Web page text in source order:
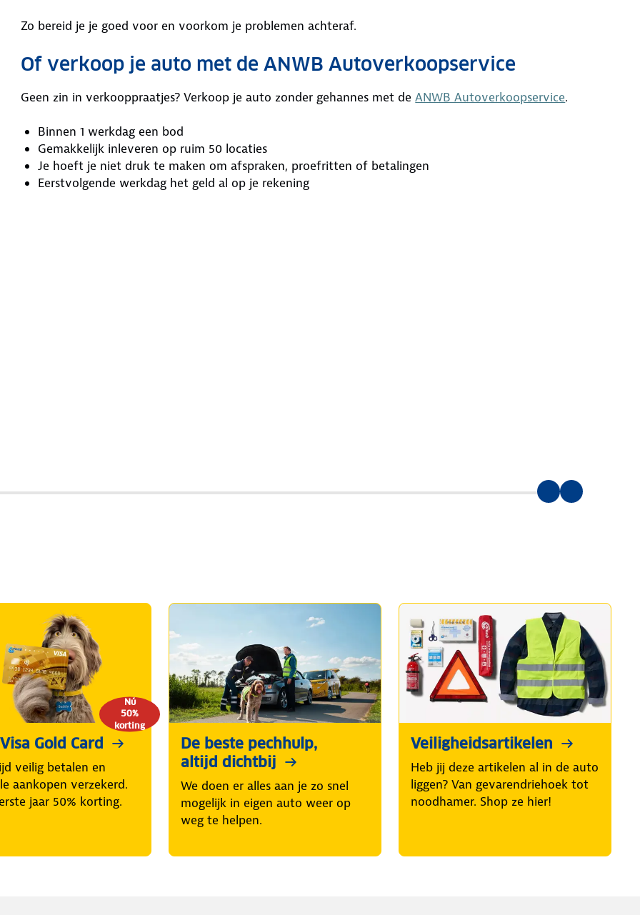
Zo bereid je je goed voor en voorkom je problemen achteraf.
Of verkoop je auto met de ANWB Autoverkoopservice
Geen zin in verkooppraatjes? Verkoop je auto zonder gehannes met deANWB Autoverkoopservice.
Binnen 1 werkdag een bod
Gemakkelijk inleveren op ruim 50 locaties
Je hoeft je niet druk te maken om afspraken, proefritten of betalingen
Eerstvolgende werkdag het geld al op je rekening
Nú
50%
korting
Gold Card
veilig betalen en
aankopen verzekerd.
jaar 50% korting.
De beste pechhulp,
altijd dichtbij
We doen er alles aan je zo snel
mogelijk in eigen auto weer op
weg te helpen.
Veiligheidsartikelen
Heb jij deze artikelen al in de auto
liggen? Van gevarendriehoek tot
noodhamer. Shop ze hier!